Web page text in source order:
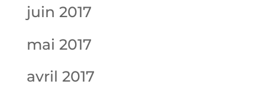
juin 2017
mai 2017
avril 2017